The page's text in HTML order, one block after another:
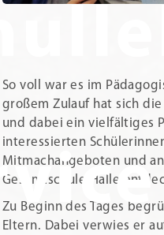
So voll war es im
großem Zulauf hat sich
und dabei ein vielfältiges
interessierten
Mitmachangeboten und
Gesamtschule Halle
Zu Beginn des Tages
Eltern. Dabei verwies er